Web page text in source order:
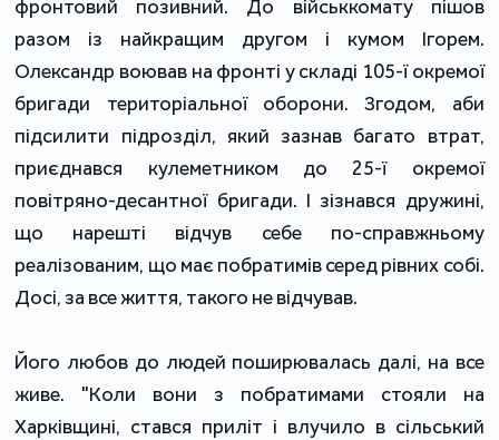
фронтовий позивний. До військкомату пішов
разом із найкращим другом і кумом Ігорем.
Олександр воював на фронті у складі 105-ї окремої
бригади територіальної оборони. Згодом, аби
підсилити підрозділ, який зазнав багато втрат,
приєднався кулеметником до 25-ї окремої
повітряно-десантної бригади. І зізнався дружині,
що нарешті відчув себе по-справжньому
реалізованим, що має побратимів серед рівних собі.
Досі, за все життя, такого не відчував.
Його любов до людей поширювалась далі, на все
живе. "Коли вони з побратимами стояли на
Харківщині, стався приліт і влучило в сільський